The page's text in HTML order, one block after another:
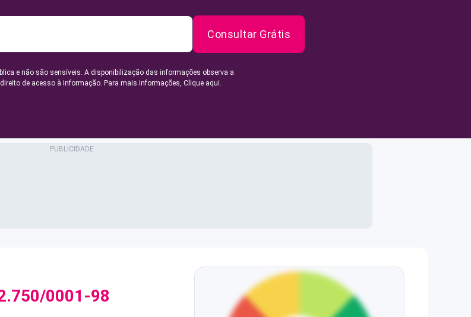
Consultar Grátis
e não são sensíveis. A disponibilização das informações observa a
de acesso à informação. Para mais informações, Clique aqui.
0001-98